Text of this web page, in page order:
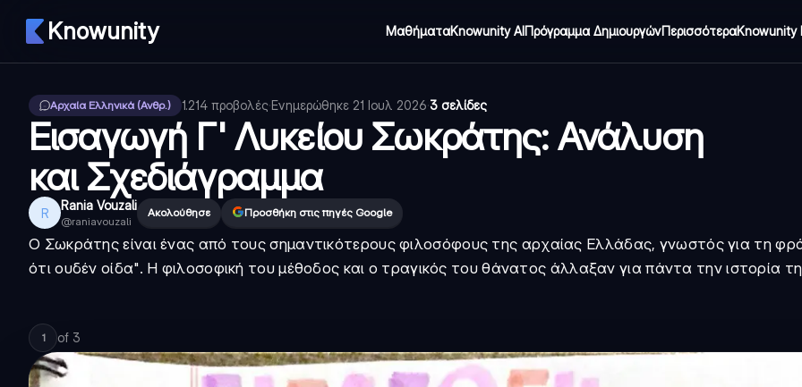
Knowunity ΜαθήματαKnowunity AIΠρόγραμμα ΔημιουργώνΠερισσότεραKnowunity
Αρχαία Ελληνικά (Ανθρ.) 1.214 προβολές·Ενημερώθηκε 21 Ιουλ 2026·3 σελίδες
Εισαγωγή Γ' Λυκείου Σωκράτης: Ανάλυση
και Σχεδιάγραμμα
R Rania Vouzali
@raniavouzali
Ακολούθησε Προσθήκη στις πηγές Google
Ο Σωκράτης είναι ένας από τους σημαντικότερους φιλοσόφους της αρχαίας Ελλάδας, γνωστός για τη
ότι ουδέν οίδα". Η φιλοσοφική του μέθοδος και ο τραγικός του θάνατος άλλαξαν για πάντα την ιστορία
1 of 3